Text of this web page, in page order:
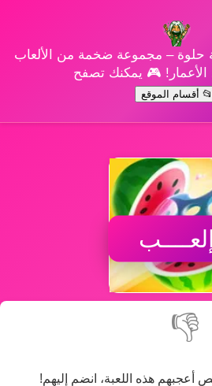
حلوة – مجموعة ضخمة من الألعاب
الأعمار! 🎮 يمكنك تصفح
📂 أقسام الموقع
إلعــــب
👎